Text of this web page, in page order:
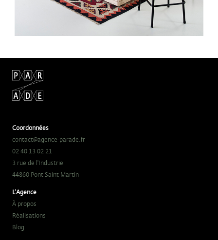
Coordonnées
contact@agence-parade.fr
02 40 13 02 21
3 rue de l'Industrie
44860 Pont Saint Martin
L'Agence
À propos
Réalisations
Blog